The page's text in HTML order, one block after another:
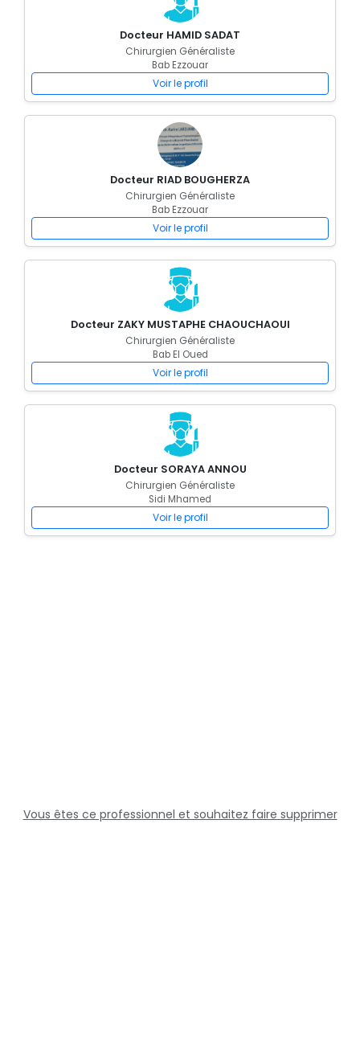
Docteur HAMID SADAT
Chirurgien Généraliste
Bab Ezzouar
Voir le profil
Docteur RIAD BOUGHERZA
Chirurgien Généraliste
Bab Ezzouar
Voir le profil
Docteur ZAKY MUSTAPHE CHAOUCHAOUI
Chirurgien Généraliste
Bab El Oued
Voir le profil
Docteur SORAYA ANNOU
Chirurgien Généraliste
Sidi Mhamed
Voir le profil
Vous êtes ce professionnel et souhaitez faire supprimer